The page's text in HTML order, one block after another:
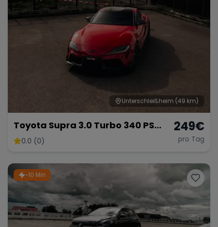
Unterschleißheim (49 km)
Toyota Supra 3.0 Turbo 340 PS
Sportwagen Premium
0.0 (0)
249€
pro Tag
~10 Min